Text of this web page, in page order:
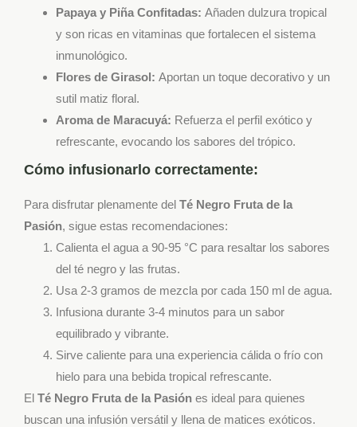
Papaya y Piña Confitadas: Añaden dulzura tropical
y son ricas en vitaminas que fortalecen el sistema
inmunológico.
Flores de Girasol: Aportan un toque decorativo y un
sutil matiz floral.
Aroma de Maracuyá: Refuerza el perfil exótico y
refrescante, evocando los sabores del trópico.
Cómo infusionarlo correctamente:
Para disfrutar plenamente del Té Negro Fruta de la
Pasión, sigue estas recomendaciones:
Calienta el agua a 90-95 °C para resaltar los sabores
del té negro y las frutas.
Usa 2-3 gramos de mezcla por cada 150 ml de agua.
Infusiona durante 3-4 minutos para un sabor
equilibrado y vibrante.
Sirve caliente para una experiencia cálida o frío con
hielo para una bebida tropical refrescante.
El Té Negro Fruta de la Pasión es ideal para quienes
buscan una infusión versátil y llena de matices exóticos.